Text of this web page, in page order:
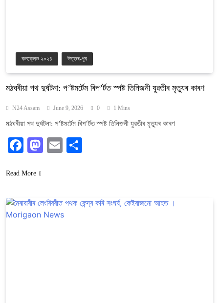
কনক্লেভ ২০২৪ উত্তৰ-পূব
মঠঘৰীয়া পথ দুৰ্ঘটনা: প’ষ্টমৰ্টেম ৰিপ’ৰ্টত স্পষ্ট তিনিজনী যুৱতীৰ মৃত্যুৰ কাৰণ
N24 Assam June 9, 2026 0 1 Mins
মঠঘৰীয়া পথ দুৰ্ঘটনা: প’ষ্টমৰ্টেম ৰিপ’ৰ্টত স্পষ্ট তিনিজনী যুৱতীৰ মৃত্যুৰ কাৰণ
Facebook
Mastodon
Email
Read More